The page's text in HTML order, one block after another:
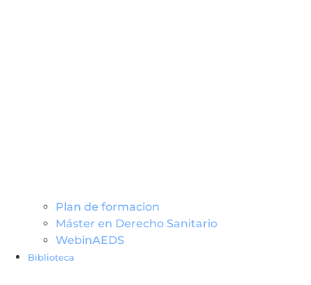
Plan de formacion
Máster en Derecho Sanitario
WebinAEDS
Biblioteca